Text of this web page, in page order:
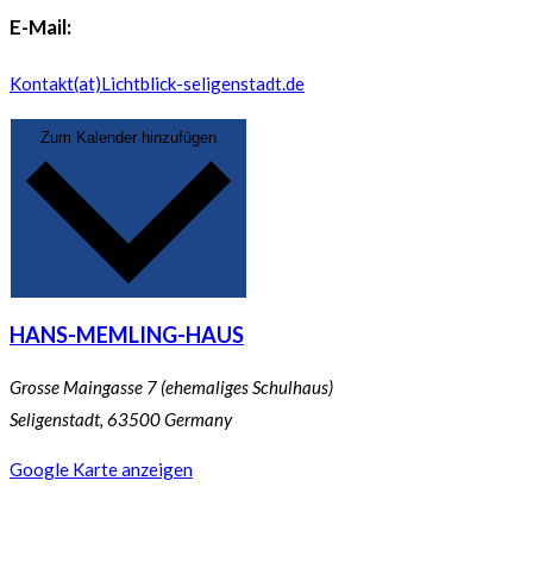
E-Mail:
Kontakt(at)Lichtblick-seligenstadt.de
HANS-MEMLING-HAUS
Grosse Maingasse 7 (ehemaliges Schulhaus)
Seligenstadt, 63500Germany
Google Karte anzeigen